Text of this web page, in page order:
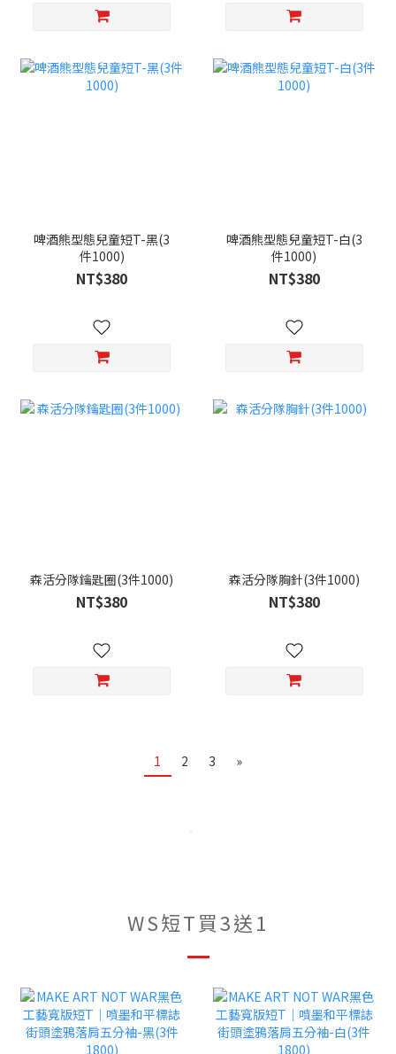
啤酒熊型態兒童短T-黑(3
件1000)
NT$380
啤酒熊型態兒童短T-白(3
件1000)
NT$380
森活分隊鑰匙圈(3件1000)
NT$380
森活分隊胸針(3件1000)
NT$380
1 2 3 »
WS短T買3送1